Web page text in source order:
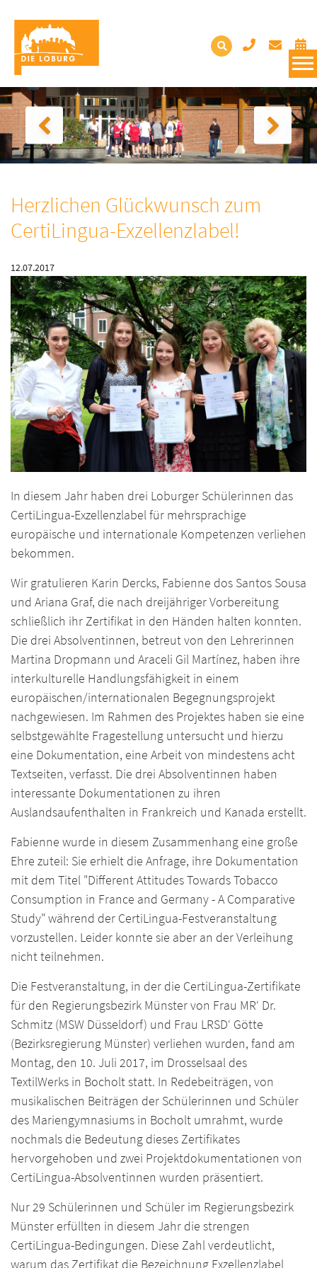
Herzlichen Glückwunsch zum
CertiLingua-Exzellenzlabel!
12.07.2017
In diesem Jahr haben drei Loburger Schülerinnen das
CertiLingua-Exzellenzlabel für mehrsprachige
europäische und internationale Kompetenzen verliehen
bekommen.
Wir gratulieren Karin Dercks, Fabienne dos Santos Sousa
und Ariana Graf, die nach dreijähriger Vorbereitung
schließlich ihr Zertifikat in den Händen halten konnten.
Die drei Absolventinnen, betreut von den Lehrerinnen
Martina Dropmann und Araceli Gil Martínez, haben ihre
interkulturelle Handlungsfähigkeit in einem
europäischen/internationalen Begegnungsprojekt
nachgewiesen. Im Rahmen des Projektes haben sie eine
selbstgewählte Fragestellung untersucht und hierzu
eine Dokumentation, eine Arbeit von mindestens acht
Textseiten, verfasst. Die drei Absolventinnen haben
interessante Dokumentationen zu ihren
Auslandsaufenthalten in Frankreich und Kanada erstellt.
Fabienne wurde in diesem Zusammenhang eine große
Ehre zuteil: Sie erhielt die Anfrage, ihre Dokumentation
mit dem Titel "Different Attitudes Towards Tobacco
Consumption in France and Germany - A Comparative
Study" während der CertiLingua-Festveranstaltung
vorzustellen. Leider konnte sie aber an der Verleihung
nicht teilnehmen.
Die Festveranstaltung, in der die CertiLingua-Zertifikate
für den Regierungsbezirk Münster von Frau MR‘ Dr.
Schmitz (MSW Düsseldorf) und Frau LRSD‘ Götte
(Bezirksregierung Münster) verliehen wurden, fand am
Montag, den 10. Juli 2017, im Drosselsaal des
TextilWerks in Bocholt statt. In Redebeiträgen, von
musikalischen Beiträgen der Schülerinnen und Schüler
des Mariengymnasiums in Bocholt umrahmt, wurde
nochmals die Bedeutung dieses Zertifikates
hervorgehoben und zwei Projektdokumentationen von
CertiLingua-Absolventinnen wurden präsentiert.
Nur 29 Schülerinnen und Schüler im Regierungsbezirk
Münster erfüllten in diesem Jahr die strengen
CertiLingua-Bedingungen. Diese Zahl verdeutlicht,
warum das Zertifikat die Bezeichnung Exzellenzlabel